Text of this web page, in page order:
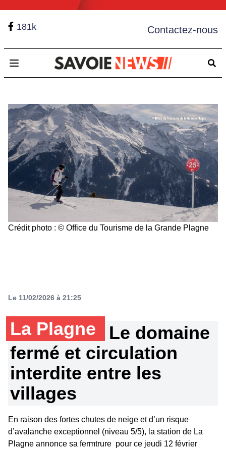
181k Contactez-nous
Open main menu
Crédit photo : © Office du Tourisme de la Grande Plagne
Le 11/02/2026 à 21:25
La Plagne
Le domaine
fermé et circulation
interdite entre les
villages
En raison des fortes chutes de neige et d’un risque
d’avalanche exceptionnel (niveau 5/5), la station de La
Plagne annonce sa fermtrure pour ce jeudi 12 février